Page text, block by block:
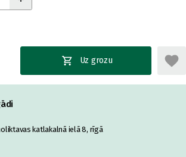
Uz grozu
katlakalnā ielā 8, rīgā